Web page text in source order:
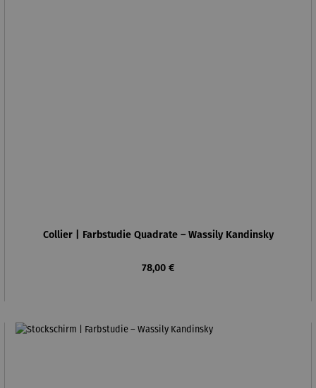
Collier | Farbstudie Quadrate – Wassily Kandinsky
Regulärer Preis:
78,00 €